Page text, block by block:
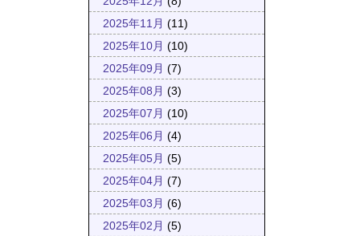
2025年11月 (11)
2025年10月 (10)
2025年09月 (7)
2025年08月 (3)
2025年07月 (10)
2025年06月 (4)
2025年05月 (5)
2025年04月 (7)
2025年03月 (6)
2025年02月 (5)